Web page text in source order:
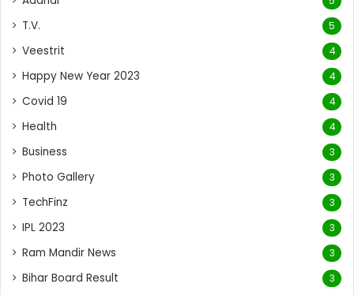
T.V. 5
Veestrit 4
Happy New Year 2023 4
Covid 19 4
Health 4
Business 3
Photo Gallery 3
TechFinz 3
IPL 2023 3
Ram Mandir News 3
Bihar Board Result 3